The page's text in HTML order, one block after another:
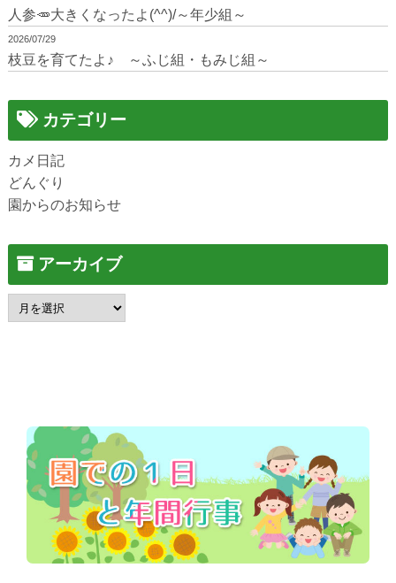
人参🥕大きくなったよ(^^)/～年少組～
2026/07/29
枝豆を育てたよ♪ ～ふじ組・もみじ組～
カテゴリー
カメ日記
どんぐり
園からのお知らせ
アーカイブ